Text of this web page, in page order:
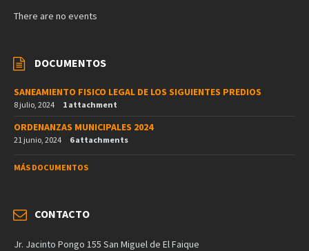
There are no events
DOCUMENTOS
SANEAMIENTO FISICO LEGAL DE LOS SIGUIENTES PREDIOS
8 julio, 2024 1 attachment
ORDENANZAS MUNICIPALES 2024
21 junio, 2024 6 attachments
MÁS DOCUMENTOS
CONTACTO
Jr. Jacinto Pongo 155 San Miguel de El Faique